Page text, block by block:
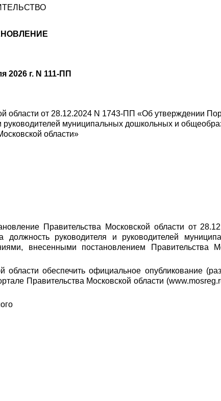
2026 г. N 111-ПП
области от 28.12.2024 N 1743-ПП «Об утверждении
руководителей муниципальных дошкольных и
области»
Правительства Московской области от
руководителя и руководителей
внесенными постановлением Правительства
обеспечить официальное опубликование
Правительства Московской области